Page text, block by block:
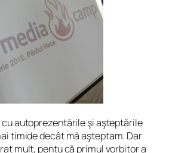
autoprezentările şi aşteptările
timide decât mă aşteptam. Dar
mult, pentu că primul vorbitor a